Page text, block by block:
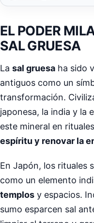
EL PODER
SAL GRUESA
La sal gruesa ha sido
antiguos como un
transformación.
japonesa, la india y la
este mineral en
espíritu y renovar la
En Japón, los rituales
como un elemento
templos y espacios.
sumo esparcen sal